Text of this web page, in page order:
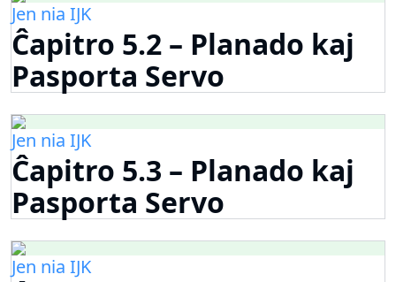
Jen nia IJK
Ĉapitro 5.2 – Planado kaj
Pasporta Servo
Jen nia IJK
Ĉapitro 5.3 – Planado kaj
Pasporta Servo
Jen nia IJK